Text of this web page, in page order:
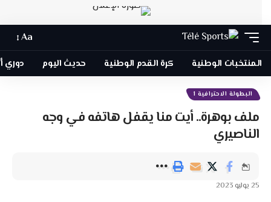
Aa
المنتخبات الوطنية كرة القدم الوطنية حديث اليوم دوري
البطولة الاحترافية 1
ملف بوهرة.. أيت منا يقفل هاتفه في وجه
الناصيري